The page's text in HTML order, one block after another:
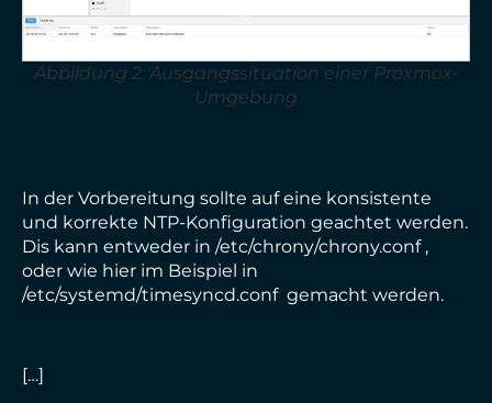
Abbildung 2: Ausgangssituation einer Proxmox-
Umgebung
In der Vorbereitung sollte auf eine konsistente
und korrekte NTP-Konfiguration geachtet werden.
Dis kann entweder in /etc/chrony/chrony.conf ,
oder wie hier im Beispiel in
/etc/systemd/timesyncd.conf gemacht werden.
[…]